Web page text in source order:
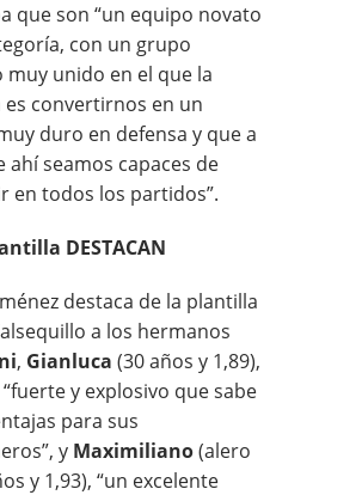
que son “un equipo novato
con un grupo
muy unido en el que la
es convertirnos en un
duro en defensa y que a
ahí seamos capaces de
en todos los partidos”.
DESTACAN
destaca de la plantilla
a los hermanos
, Gianluca (30 años y 1,89),
y explosivo que sabe
para sus
y Maximiliano(alero
y 1,93), “un excelente